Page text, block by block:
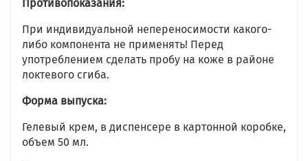
Противопоказания:
При индивидуальной непереносимости какого-
либо компонента не применять! Перед
употреблением сделать пробу на коже в районе
локтевого сгиба.
Форма выпуска:
Гелевый крем, в диспенсере в картонной коробке,
объем 50 мл.